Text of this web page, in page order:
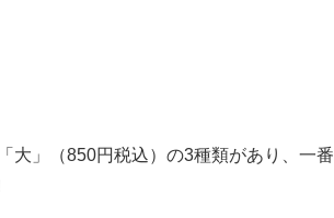
大」（850円税込）の3種類があり、一番